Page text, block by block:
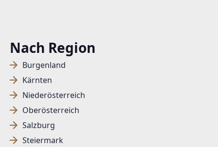
Nach Region
Burgenland
Kärnten
Niederösterreich
Oberösterreich
Salzburg
Steiermark